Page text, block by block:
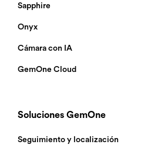
Sapphire
Onyx
Cámara con IA
GemOne Cloud
Soluciones GemOne
Seguimiento y localización